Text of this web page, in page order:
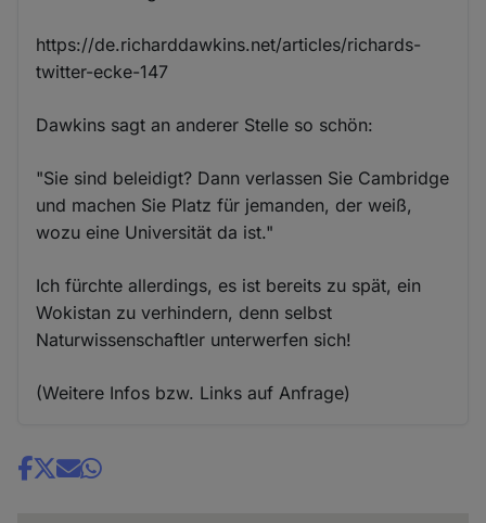
https://de.richarddawkins.net/articles/richards-
twitter-ecke-147
Dawkins sagt an anderer Stelle so schön:
"Sie sind beleidigt? Dann verlassen Sie Cambridge
und machen Sie Platz für jemanden, der weiß,
wozu eine Universität da ist."
Ich fürchte allerdings, es ist bereits zu spät, ein
Wokistan zu verhindern, denn selbst
Naturwissenschaftler unterwerfen sich!
(Weitere Infos bzw. Links auf Anfrage)
Share